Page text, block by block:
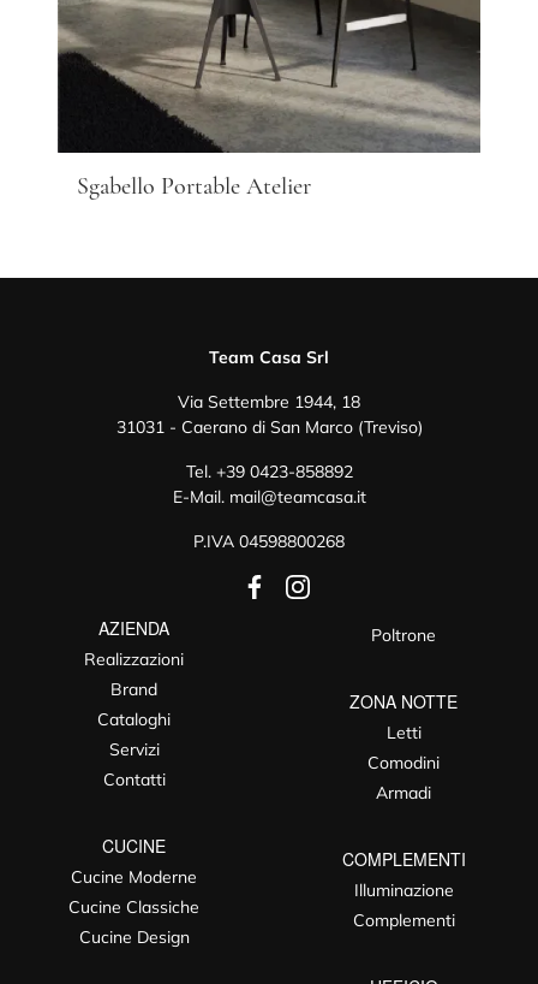
Sgabello Portable Atelier
Team Casa Srl
Via Settembre 1944, 18
31031 - Caerano di San Marco (Treviso)
Tel. +39 0423-858892
E-Mail. mail@teamcasa.it
P.IVA 04598800268
AZIENDA
Realizzazioni
Brand
Cataloghi
Servizi
Contatti
CUCINE
Cucine Moderne
Cucine Classiche
Cucine Design
Poltrone
ZONA NOTTE
Letti
Comodini
Armadi
COMPLEMENTI
Illuminazione
Complementi